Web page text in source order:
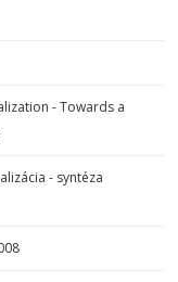
- Towards a
- syntéza